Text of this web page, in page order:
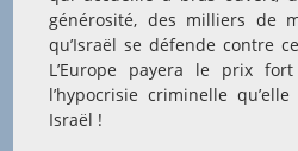
générosité, des milliers de
qu’Israël se défende contre
L’Europe payera le prix
l’hypocrisie criminelle
Israël !